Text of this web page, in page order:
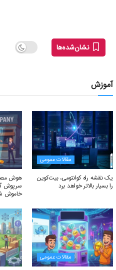
نشان‌شده‌ها
آموزش
مقالات عمومی
یک نقشه راه کوانتومی، بیت‌کوین
را بسیار بالاتر خواهد برد
هوش
سرپوش
خاموش
مقالات عمومی